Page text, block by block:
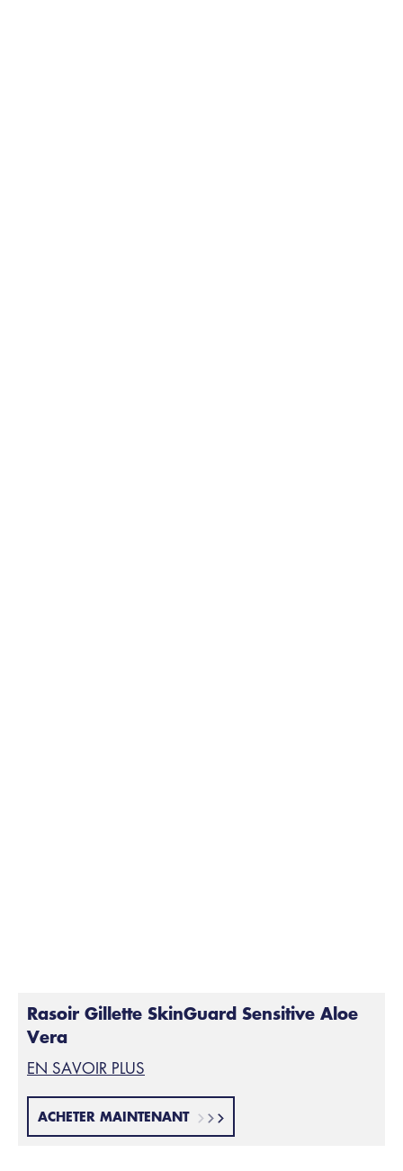
Rasoir Gillette SkinGuard Sensitive Aloe
Vera
EN SAVOIR PLUS
ACHETER MAINTENANT